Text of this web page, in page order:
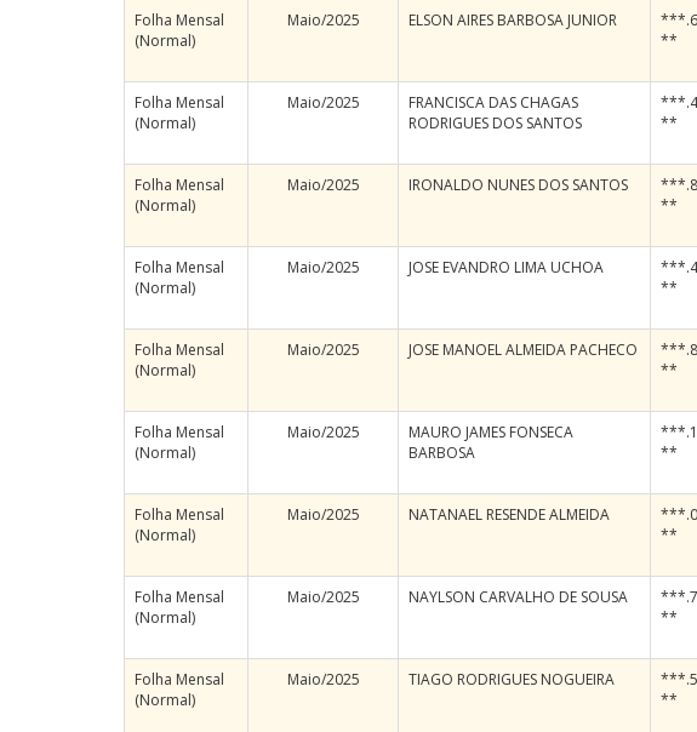
Folha Mensal
(Normal)
Maio/2025 ELSON AIRES BARBOSA JUNIOR
**
Folha Mensal
(Normal)
Maio/2025
FRANCISCA DAS CHAGAS
RODRIGUES DOS SANTOS
**
Folha Mensal
(Normal)
Maio/2025 IRONALDO NUNES DOS SANTOS
**
Folha Mensal
(Normal)
Maio/2025 JOSE EVANDRO LIMA UCHOA
**
Folha Mensal
(Normal)
Maio/2025 JOSE MANOEL ALMEIDA PACHECO
**
Folha Mensal
(Normal)
Maio/2025
MAURO JAMES FONSECA
BARBOSA
**
Folha Mensal
(Normal)
Maio/2025 NATANAEL RESENDE ALMEIDA
**
Folha Mensal
(Normal)
Maio/2025 NAYLSON CARVALHO DE SOUSA
**
Folha Mensal
(Normal)
Maio/2025 TIAGO RODRIGUES NOGUEIRA
**